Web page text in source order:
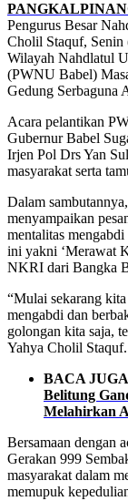
Pengurus Besar
Cholil Staquf, Senin
Wilayah Nahdlatul
(PWNU Babel)
Gedung Serbaguna
Acara pelantikan
Gubernur Babel
Irjen Pol Drs Yan
masyarakat serta
Dalam
menyampaikan
mentalitas mengabdi
ini yakni ‘Merawat
NKRI dari Bangka
“Mulai sekarang
mengabdi dan
golongan kita saja,
Yahya Cholil Staquf.
BACA
Belitung
Melahirkan
Bersamaan dengan
Gerakan 999
masyarakat dalam
memupuk